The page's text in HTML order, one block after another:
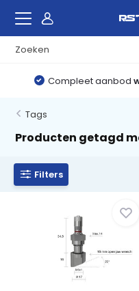
Compleet aanbod
Tags
Producten getagd
Filters